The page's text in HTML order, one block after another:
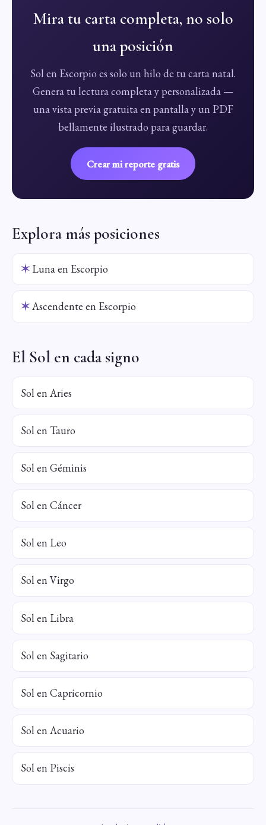
Mira tu carta completa, no solo
una posición
Sol en Escorpio es solo un hilo de tu carta natal.
Genera tu lectura completa y personalizada —
una vista previa gratuita en pantalla y un PDF
bellamente ilustrado para guardar.
Crear mi reporte gratis
Explora más posiciones
✶ Luna en Escorpio
✶Ascendente en Escorpio
El Sol en cada signo
Sol en Aries
Sol en Tauro
Sol en Géminis
Sol en Cáncer
Sol en Leo
Sol en Virgo
Sol en Libra
Sol en Sagitario
Sol en Capricornio
Sol en Acuario
Sol en Piscis